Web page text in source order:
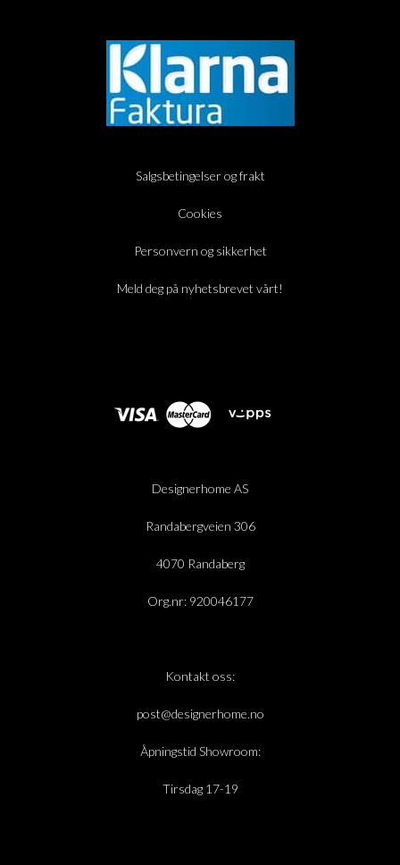
Salgsbetingelser og frakt
Cookies
Personvern og sikkerhet
Meld deg på nyhetsbrevet vårt!
Designerhome AS
Randabergveien 306
4070 Randaberg
Org.nr: 920046177
Kontakt oss:
post@designerhome.no
Åpningstid Showroom:
Tirsdag 17-19